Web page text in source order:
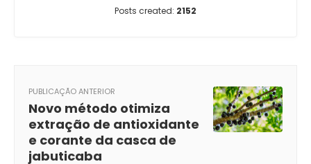
Posts created: 2152
PUBLICAÇÃO ANTERIOR
Novo método otimiza
extração de antioxidante
e corante da casca de
jabuticaba